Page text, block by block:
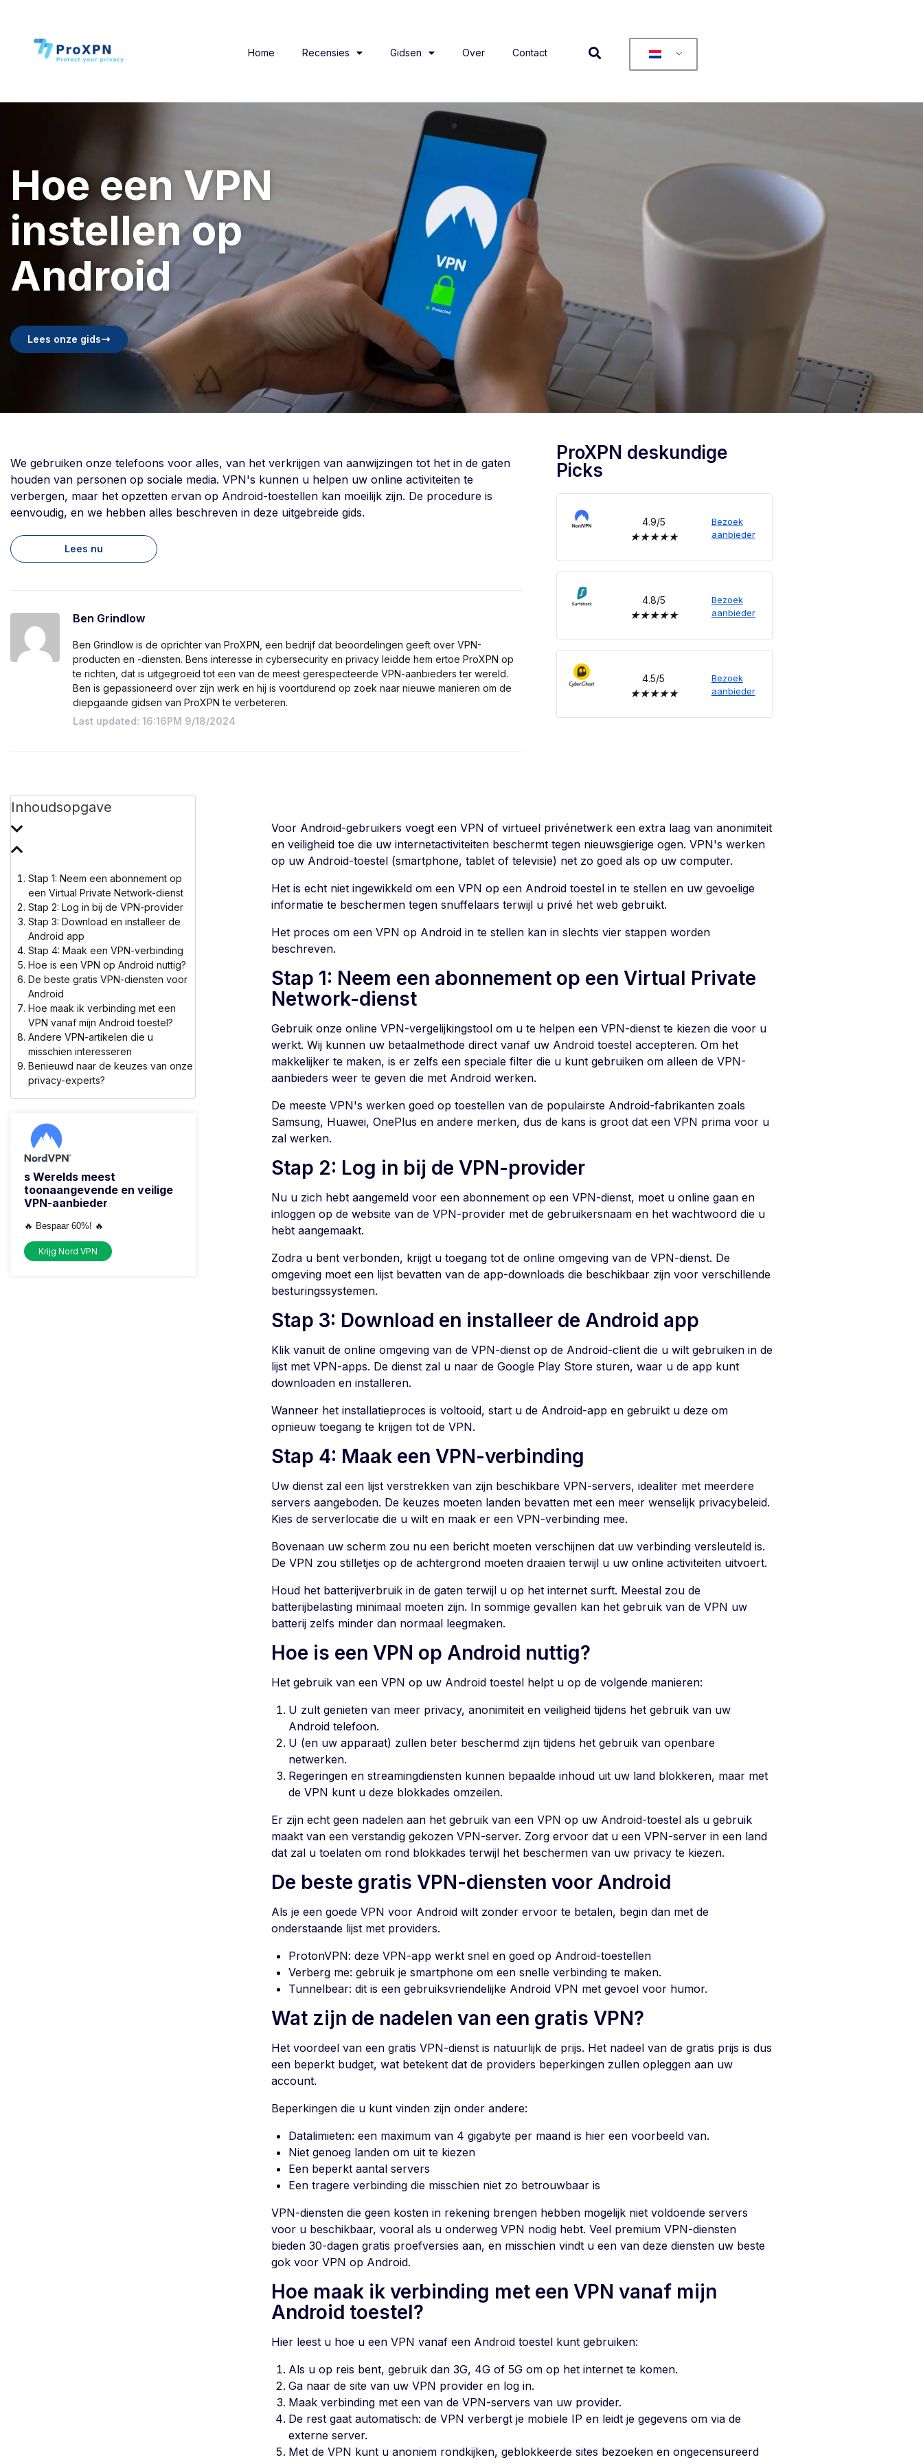
Home Recensies Gidsen Over Contact
Hoe een VPN
instellen op
Android
Lees onze gids
We gebruiken onze telefoons voor alles, van het verkrijgen van aanwijzingen tot het in de gaten
houden van personen op sociale media. VPN's kunnen u helpen uw online activiteiten te
verbergen, maar het opzetten ervan op Android-toestellen kan moeilijk zijn. De procedure is
eenvoudig, en we hebben alles beschreven in deze uitgebreide gids.
Lees nu
Ben Grindlow
Ben Grindlow is de oprichter van ProXPN, een bedrijf dat beoordelingen geeft over VPN-
producten en -diensten. Bens interesse in cybersecurity en privacy leidde hem ertoe ProXPN op
te richten, dat is uitgegroeid tot een van de meest gerespecteerde VPN-aanbieders ter wereld.
Ben is gepassioneerd over zijn werk en hij is voortdurend op zoek naar nieuwe manieren om de
diepgaande gidsen van ProXPN te verbeteren.
Last updated: 16:16PM 9/18/2024
ProXPN deskundige
Picks
4.9/5
★★★★★
Bezoek
aanbieder
4.8/5
★★★★★
Bezoek
aanbieder
4.5/5
★★★★★
Bezoek
aanbieder
Inhoudsopgave
Stap 1: Neem een abonnement op
een Virtual Private Network-dienst
Stap 2: Log in bij de VPN-provider
Stap 3: Download en installeer de
Android app
Stap 4: Maak een VPN-verbinding
Hoe is een VPN op Android nuttig?
De beste gratis VPN-diensten voor
Android
Hoe maak ik verbinding met een
VPN vanaf mijn Android toestel?
Andere VPN-artikelen die u
misschien interesseren
Benieuwd naar de keuzes van onze
privacy-experts?
s Werelds meest
toonaangevende en veilige
VPN-aanbieder
🔥 Bespaar 60%! 🔥
Krijg Nord VPN
Voor Android-gebruikers voegt een VPN of virtueel privénetwerk een extra laag van anonimiteit
en veiligheid toe die uw internetactiviteiten beschermt tegen nieuwsgierige ogen. VPN's werken
op uw Android-toestel (smartphone, tablet of televisie) net zo goed als op uw computer.
Het is echt niet ingewikkeld om een VPN op een Android toestel in te stellen en uw gevoelige
informatie te beschermen tegen snuffelaars terwijl u privé het web gebruikt.
Het proces om een VPN op Android in te stellen kan in slechts vier stappen worden
beschreven.
Stap 1: Neem een abonnement op een Virtual Private
Network-dienst
Gebruik onze online VPN-vergelijkingstool om u te helpen een VPN-dienst te kiezen die voor u
werkt. Wij kunnen uw betaalmethode direct vanaf uw Android toestel accepteren. Om het
makkelijker te maken, is er zelfs een speciale filter die u kunt gebruiken om alleen de VPN-
aanbieders weer te geven die met Android werken.
De meeste VPN's werken goed op toestellen van de populairste Android-fabrikanten zoals
Samsung, Huawei, OnePlus en andere merken, dus de kans is groot dat een VPN prima voor u
zal werken.
Stap 2: Log in bij de VPN-provider
Nu u zich hebt aangemeld voor een abonnement op een VPN-dienst, moet u online gaan en
inloggen op de website van de VPN-provider met de gebruikersnaam en het wachtwoord die u
hebt aangemaakt.
Zodra u bent verbonden, krijgt u toegang tot de online omgeving van de VPN-dienst. De
omgeving moet een lijst bevatten van de app-downloads die beschikbaar zijn voor verschillende
besturingssystemen.
Stap 3: Download en installeer de Android app
Klik vanuit de online omgeving van de VPN-dienst op de Android-client die u wilt gebruiken in de
lijst met VPN-apps. De dienst zal u naar de Google Play Store sturen, waar u de app kunt
downloaden en installeren.
Wanneer het installatieproces is voltooid, start u de Android-app en gebruikt u deze om
opnieuw toegang te krijgen tot de VPN.
Stap 4: Maak een VPN-verbinding
Uw dienst zal een lijst verstrekken van zijn beschikbare VPN-servers, idealiter met meerdere
servers aangeboden. De keuzes moeten landen bevatten met een meer wenselijk privacybeleid.
Kies de serverlocatie die u wilt en maak er een VPN-verbinding mee.
Bovenaan uw scherm zou nu een bericht moeten verschijnen dat uw verbinding versleuteld is.
De VPN zou stilletjes op de achtergrond moeten draaien terwijl u uw online activiteiten uitvoert.
Houd het batterijverbruik in de gaten terwijl u op het internet surft. Meestal zou de
batterijbelasting minimaal moeten zijn. In sommige gevallen kan het gebruik van de VPN uw
batterij zelfs minder dan normaal leegmaken.
Hoe is een VPN op Android nuttig?
Het gebruik van een VPN op uw Android toestel helpt u op de volgende manieren:
U zult genieten van meer privacy, anonimiteit en veiligheid tijdens het gebruik van uw
Android telefoon.
U (en uw apparaat) zullen beter beschermd zijn tijdens het gebruik van openbare
netwerken.
Regeringen en streamingdiensten kunnen bepaalde inhoud uit uw land blokkeren, maar met
de VPN kunt u deze blokkades omzeilen.
Er zijn echt geen nadelen aan het gebruik van een VPN op uw Android-toestel als u gebruik
maakt van een verstandig gekozen VPN-server. Zorg ervoor dat u een VPN-server in een land
dat zal u toelaten om rond blokkades terwijl het beschermen van uw privacy te kiezen.
De beste gratis VPN-diensten voor Android
Als je een goede VPN voor Android wilt zonder ervoor te betalen, begin dan met de
onderstaande lijst met providers.
ProtonVPN: deze VPN-app werkt snel en goed op Android-toestellen
Verberg me: gebruik je smartphone om een snelle verbinding te maken.
Tunnelbear: dit is een gebruiksvriendelijke Android VPN met gevoel voor humor.
Wat zijn de nadelen van een gratis VPN?
Het voordeel van een gratis VPN-dienst is natuurlijk de prijs. Het nadeel van de gratis prijs is dus
een beperkt budget, wat betekent dat de providers beperkingen zullen opleggen aan uw
account.
Beperkingen die u kunt vinden zijn onder andere:
Datalimieten: een maximum van 4 gigabyte per maand is hier een voorbeeld van.
Niet genoeg landen om uit te kiezen
Een beperkt aantal servers
Een tragere verbinding die misschien niet zo betrouwbaar is
VPN-diensten die geen kosten in rekening brengen hebben mogelijk niet voldoende servers
voor u beschikbaar, vooral als u onderweg VPN nodig hebt. Veel premium VPN-diensten
bieden 30-dagen gratis proefversies aan, en misschien vindt u een van deze diensten uw beste
gok voor VPN op Android.
Hoe maak ik verbinding met een VPN vanaf mijn
Android toestel?
Hier leest u hoe u een VPN vanaf een Android toestel kunt gebruiken:
Als u op reis bent, gebruik dan 3G, 4G of 5G om op het internet te komen.
Ga naar de site van uw VPN provider en log in.
Maak verbinding met een van de VPN-servers van uw provider.
De rest gaat automatisch: de VPN verbergt je mobiele IP en leidt je gegevens om via de
externe server.
Met de VPN kunt u anoniem rondkijken, geblokkeerde sites bezoeken en ongecensureerd